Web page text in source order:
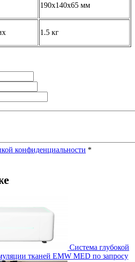
190х140х65 мм
1.5 кг
конфиденциальности *
Система глубокой
тканей EMW MED по запросу